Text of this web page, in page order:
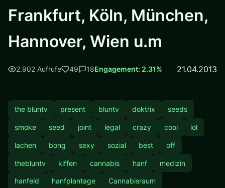
Frankfurt, Köln, München,
Hannover, Wien u.m
2.902 Aufrufe 49 18Engagement: 2.31% 21.04.2013
the bluntv present bluntv doktrix seeds
smoke seed joint legal crazy cool lol
lachen bong sexy sozial best off
thebluntv kiffen cannabis hanf medizin
hanfeld hanfplantage Cannabisraum